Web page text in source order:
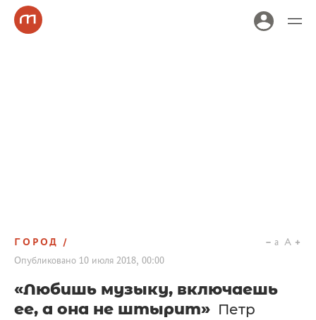
ГОРОД
Опубликовано 10 июля 2018, 00:00
a A
«Любишь музыку, включаешь
ее, а она не штырит» Петр